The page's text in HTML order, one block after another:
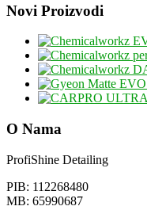
Footer
Novi Proizvodi
O Nama
ProfiShine Detailing
PIB: 112268480
MB: 65990687